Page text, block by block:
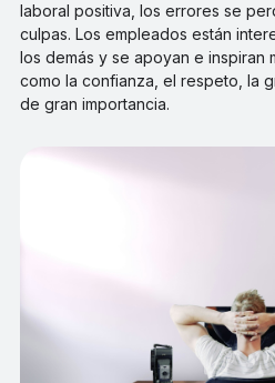
laboral positiva, los errores se
culpas. Los empleados están
los demás y se apoyan e inspiran
como la confianza, el respeto, la
de gran importancia.